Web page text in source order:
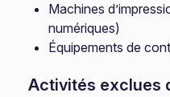
Machines
numériques)
Équipements de
Activités exclues